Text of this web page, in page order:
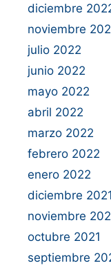
diciembre
noviembre
julio 2022
junio 2022
mayo 2022
abril 2022
marzo 2022
febrero 2022
enero 2022
diciembre 2021
noviembre
octubre 2021
septiembre